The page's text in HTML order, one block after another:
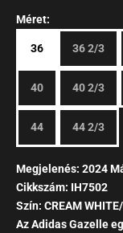
Méret:
36 36 2/3
40 40 2/3
44 44 2/3
Megjelenés: 2024
Cikkszám: IH7502
Szín: CREAM
Az Adidas Gazelle